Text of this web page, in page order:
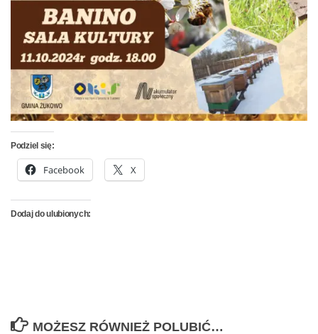
Podziel się:
Facebook X
Dodaj do ulubionych:
MOŻESZ RÓWNIEŻ POLUBIĆ…